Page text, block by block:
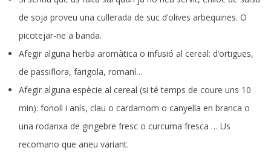
de soja proveu una cullerada de suc d’olives arbequines. O
picotejar-ne a banda.
Afegir alguna herba aromàtica o infusió al cereal: d’ortigues,
de passiflora, farigola, romaní…
Afegir alguna espècie al cereal (si té temps de coure uns 10
min): fonoll i anís, clau o cardamom o canyella en branca o
una rodanxa de gingebre fresc o curcuma fresca … Us
recomano que aneu variant.